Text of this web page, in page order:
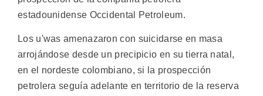
estadounidense Occidental Petroleum.
Los u'was amenazaron con suicidarse en masa
arrojándose desde un precipicio en su tierra natal,
en el nordeste colombiano, si la prospección
petrolera seguía adelante en territorio de la reserva